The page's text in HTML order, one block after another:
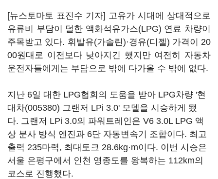
[뉴스토마토 표진수 기자] 고유가 시대에 상대적으로
유류비 부담이 덜한 액화석유가스(LPG) 연료 차량이
주목받고 있다. 휘발유(가솔린)·경유(디젤) 가격이 20
00원대로 이전보다 낮아지긴 했지만 여전히 자동차
운전자들에게는 부담으로 밖에 다가올 수 밖에 없다.
지난 6일 대한 LPG협회의 도움을 받아 LPG차량 '현
대차(005380) 그랜저 LPi 3.0' 모델을 시승하게 됐
다. 그랜저 LPi 3.0의 파워트레인은 V6 3.0L LPG 액
상 분사 방식 엔진과 6단 자동변속기 조합이다. 최고
출력 235마력, 최대토크 28.6kg·m이다. 이번 시승은
서울 은평구에서 인천 영종도를 왕복하는 112km의
코스로 진행했다.